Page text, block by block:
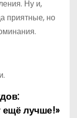
Ну и,
приятные, но
ещё лучше!»